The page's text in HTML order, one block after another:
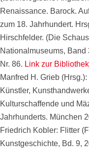
Renaissance. Barock.
zum 18. Jahrhundert.
Hirschfelder. (Die
Nationalmuseums, Band
Nr. 86. Link zur Bibliothek
Manfred H. Grieb
Künstler,
Kulturschaffende und
Jahrhunderts. München
Friedrich Kobler: Flitter
Kunstgeschichte, Bd. 9,